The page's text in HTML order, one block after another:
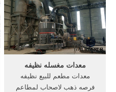
معدات مغسله نظيفه
معدات مطعم للبيع نظيفه
فرصه ذهب لاصحاب لمطاعم